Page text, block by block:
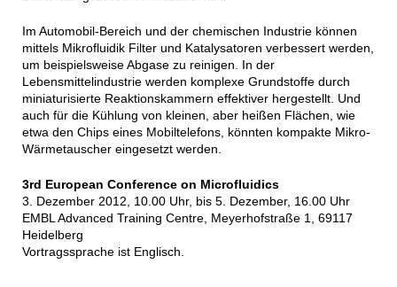
Im Automobil-Bereich und der chemischen Industrie können
mittels Mikrofluidik Filter und Katalysatoren verbessert werden,
um beispielsweise Abgase zu reinigen. In der
Lebensmittelindustrie werden komplexe Grundstoffe durch
miniaturisierte Reaktionskammern effektiver hergestellt. Und
auch für die Kühlung von kleinen, aber heißen Flächen, wie
etwa den Chips eines Mobiltelefons, könnten kompakte Mikro-
Wärmetauscher eingesetzt werden.
3rd European Conference on Microfluidics
3. Dezember 2012, 10.00 Uhr, bis 5. Dezember, 16.00 Uhr
EMBL Advanced Training Centre, Meyerhofstraße 1, 69117
Heidelberg
Vortragssprache ist Englisch.